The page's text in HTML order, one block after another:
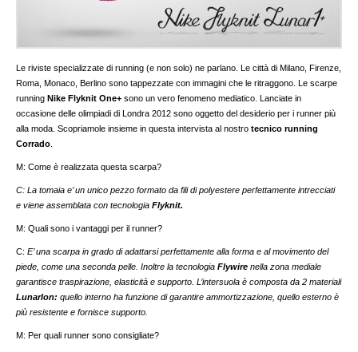
Le riviste specializzate di running (e non solo) ne parlano. Le città di Milano, Firenze,
Roma, Monaco, Berlino sono tappezzate con immagini che le ritraggono. Le scarpe
running Nike Flyknit One+sono un vero fenomeno mediatico. Lanciate in
occasione delle olimpiadi di Londra 2012 sono oggetto del desiderio per i runner più
alla moda. Scopriamole insieme in questa intervista al nostrotecnico running
Corrado
M: Come è realizzata questa scarpa?
C: La tomaia e’ un unico pezzo formato da fili di polyestereperfettamente intrecciati
e viene assemblata con tecnologiaFlyknit.
M: Quali sono i vantaggi per il runner?
C:E’ una scarpa in grado di adattarsi perfettamente alla forma e al movimento del
piede, come una seconda pelle. Inoltre la tecnologiaFlywire nella zona mediale
garantisce traspirazione, elasticità e supporto. L’intersuola è composta da 2 materiali
Lunarlon:quello interno ha funzione di garantire ammortizzazione, quello esterno è
più resistente e fornisce supporto.
M: Per quali runner sono consigliate?